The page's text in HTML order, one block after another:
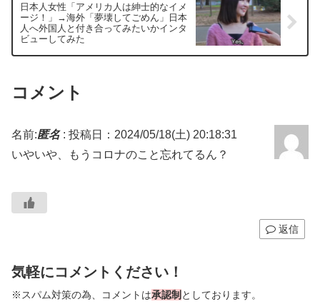
日本人女性「アメリカ人は紳士的なイメ
ージ！」→海外「夢壊してごめん」日本
人へ外国人と付き合ってみたいかインタ
ビューしてみた
コメント
名前:匿名: 投稿日：2024/05/18(土) 20:18:31
いやいや、もうコロナのこと忘れてるん？
返信
気軽にコメントください！
※スパム対策の為、コメントは承認制 としております。